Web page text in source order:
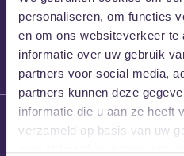
personaliseren, om functies
en om ons websiteverkeer
informatie over uw gebruik
partners voor social media,
partners kunnen deze
informatie die u aan ze heeft
verzameld op basis van uw